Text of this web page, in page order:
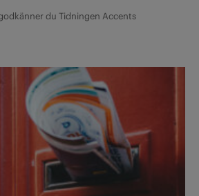
du Tidningen Accents